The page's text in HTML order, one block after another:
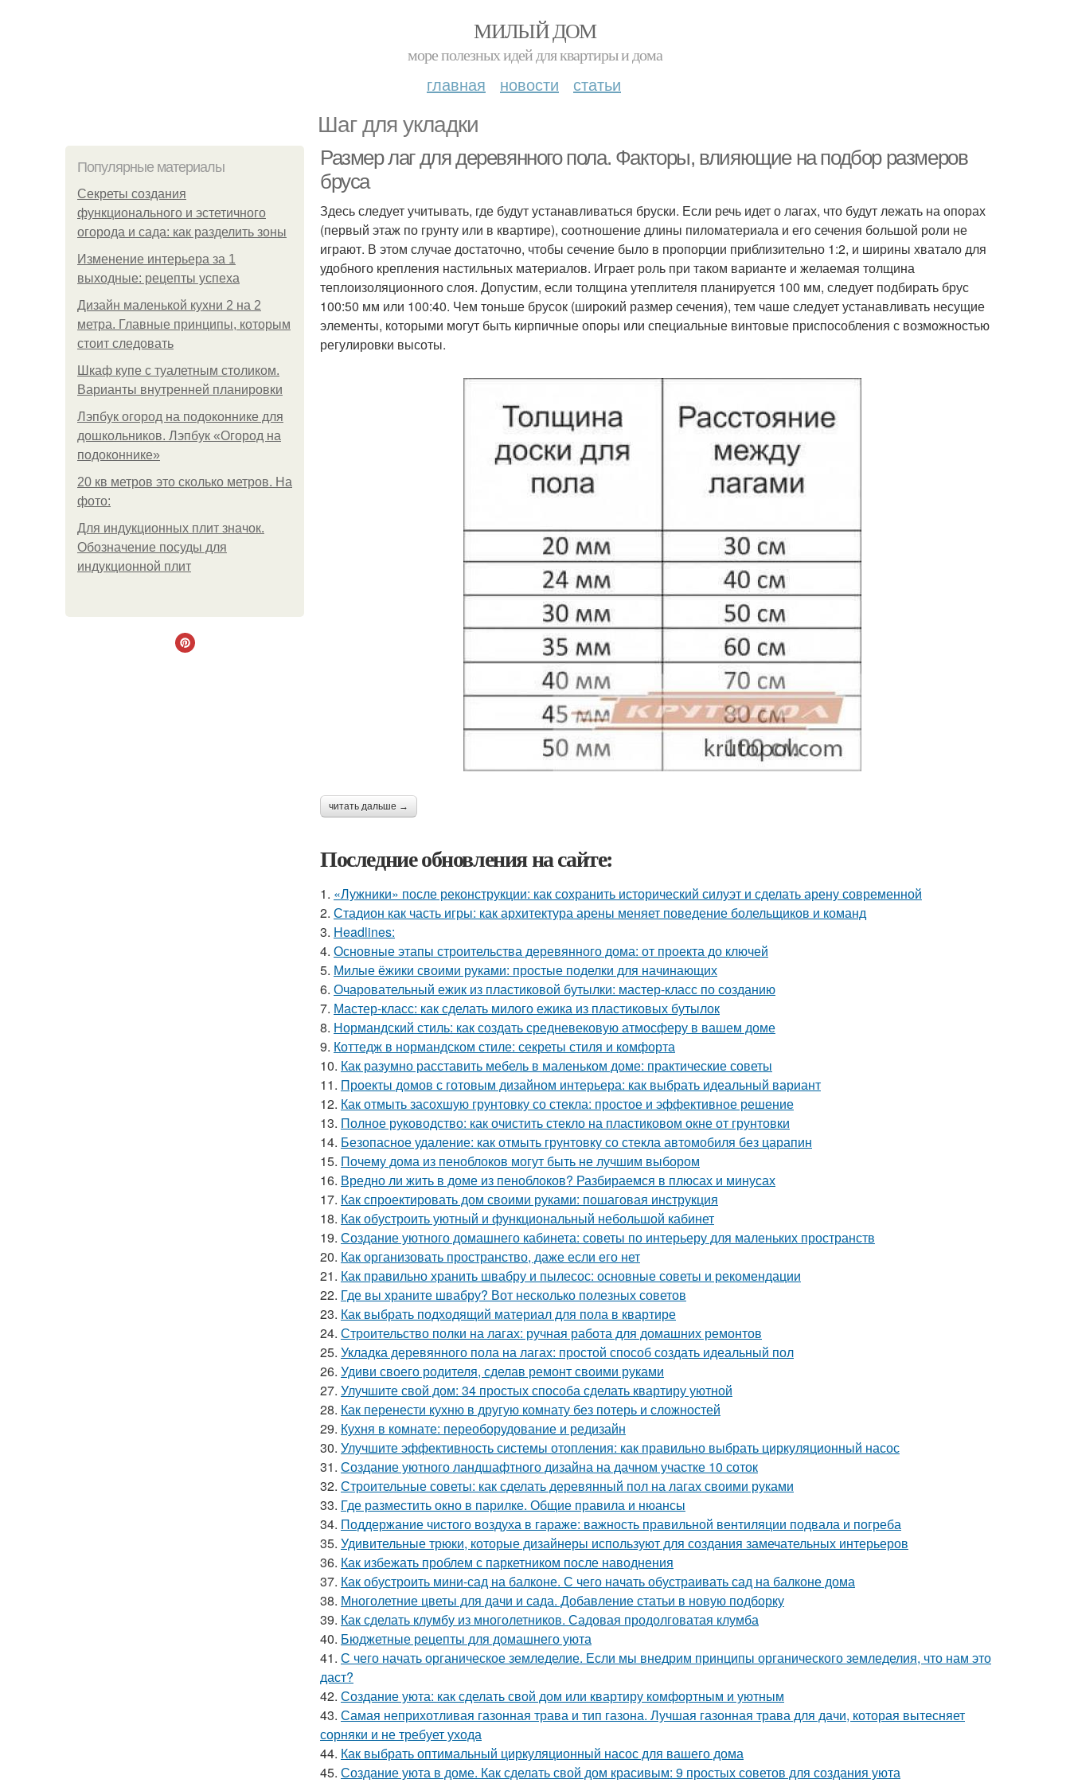
МИЛЫЙ ДОМ
море полезных идей для квартиры и дома
главная новости статьи
Шаг для укладки
Популярные материалы
Секреты создания
функционального и эстетичного
огорода и сада: как разделить зоны
Изменение интерьера за 1
выходные: рецепты успеха
Дизайн маленькой кухни 2 на 2
метра. Главные принципы, которым
стоит следовать
Шкаф купе с туалетным столиком.
Варианты внутренней планировки
Лэпбук огород на подоконнике для
дошкольников. Лэпбук «Огород на
подоконнике»
20 кв метров это сколько метров. На
фото:
Для индукционных плит значок.
Обозначение посуды для
индукционной плит
Размер лаг для деревянного пола. Факторы, влияющие на подбор размеров
бруса
Здесь следует учитывать, где будут устанавливаться бруски. Если речь идет о лагах, что будут лежать на опорах
(первый этаж по грунту или в квартире), соотношение длины пиломатериала и его сечения большой роли не
играют. В этом случае достаточно, чтобы сечение было в пропорции приблизительно 1:2, и ширины хватало для
удобного крепления настильных материалов. Играет роль при таком варианте и желаемая толщина
теплоизоляционного слоя. Допустим, если толщина утеплителя планируется 100 мм, следует подбирать брус
100:50 мм или 100:40. Чем тоньше брусок (широкий размер сечения), тем чаше следует устанавливать несущие
элементы, которыми могут быть кирпичные опоры или специальные винтовые приспособления с возможностью
регулировки высоты.
читать дальше →
Последние обновления на сайте:
1. «Лужники» после реконструкции: как сохранить исторический силуэт и сделать арену современной
2. Стадион как часть игры: как архитектура арены меняет поведение болельщиков и команд
3. Headlines:
4. Основные этапы строительства деревянного дома: от проекта до ключей
5. Милые ёжики своими руками: простые поделки для начинающих
6. Очаровательный ежик из пластиковой бутылки: мастер-класс по созданию
7. Мастер-класс: как сделать милого ежика из пластиковых бутылок
8. Нормандский стиль: как создать средневековую атмосферу в вашем доме
9. Коттедж в нормандском стиле: секреты стиля и комфорта
10. Как разумно расставить мебель в маленьком доме: практические советы
11. Проекты домов с готовым дизайном интерьера: как выбрать идеальный вариант
12. Как отмыть засохшую грунтовку со стекла: простое и эффективное решение
13. Полное руководство: как очистить стекло на пластиковом окне от грунтовки
14. Безопасное удаление: как отмыть грунтовку со стекла автомобиля без царапин
15. Почему дома из пеноблоков могут быть не лучшим выбором
16. Вредно ли жить в доме из пеноблоков? Разбираемся в плюсах и минусах
17. Как спроектировать дом своими руками: пошаговая инструкция
18. Как обустроить уютный и функциональный небольшой кабинет
19. Создание уютного домашнего кабинета: советы по интерьеру для маленьких пространств
20. Как организовать пространство, даже если его нет
21. Как правильно хранить швабру и пылесос: основные советы и рекомендации
22. Где вы храните швабру? Вот несколько полезных советов
23. Как выбрать подходящий материал для пола в квартире
24. Строительство полки на лагах: ручная работа для домашних ремонтов
25. Укладка деревянного пола на лагах: простой способ создать идеальный пол
26. Удиви своего родителя, сделав ремонт своими руками
27. Улучшите свой дом: 34 простых способа сделать квартиру уютной
28. Как перенести кухню в другую комнату без потерь и сложностей
29. Кухня в комнате: переоборудование и редизайн
30. Улучшите эффективность системы отопления: как правильно выбрать циркуляционный насос
31. Создание уютного ландшафтного дизайна на дачном участке 10 соток
32. Строительные советы: как сделать деревянный пол на лагах своими руками
33. Где разместить окно в парилке. Общие правила и нюансы
34. Поддержание чистого воздуха в гараже: важность правильной вентиляции подвала и погреба
35. Удивительные трюки, которые дизайнеры используют для создания замечательных интерьеров
36. Как избежать проблем с паркетником после наводнения
37. Как обустроить мини-сад на балконе. С чего начать обустраивать сад на балконе дома
38. Многолетние цветы для дачи и сада. Добавление статьи в новую подборку
39. Как сделать клумбу из многолетников. Садовая продолговатая клумба
40. Бюджетные рецепты для домашнего уюта
41. С чего начать органическое земледелие. Если мы внедрим принципы органического земледелия, что нам это
даст?
42. Создание уюта: как сделать свой дом или квартиру комфортным и уютным
43. Самая неприхотливая газонная трава и тип газона. Лучшая газонная трава для дачи, которая вытесняет
сорняки и не требует ухода
44. Как выбрать оптимальный циркуляционный насос для вашего дома
45. Создание уюта в доме. Как сделать свой дом красивым: 9 простых советов для создания уюта